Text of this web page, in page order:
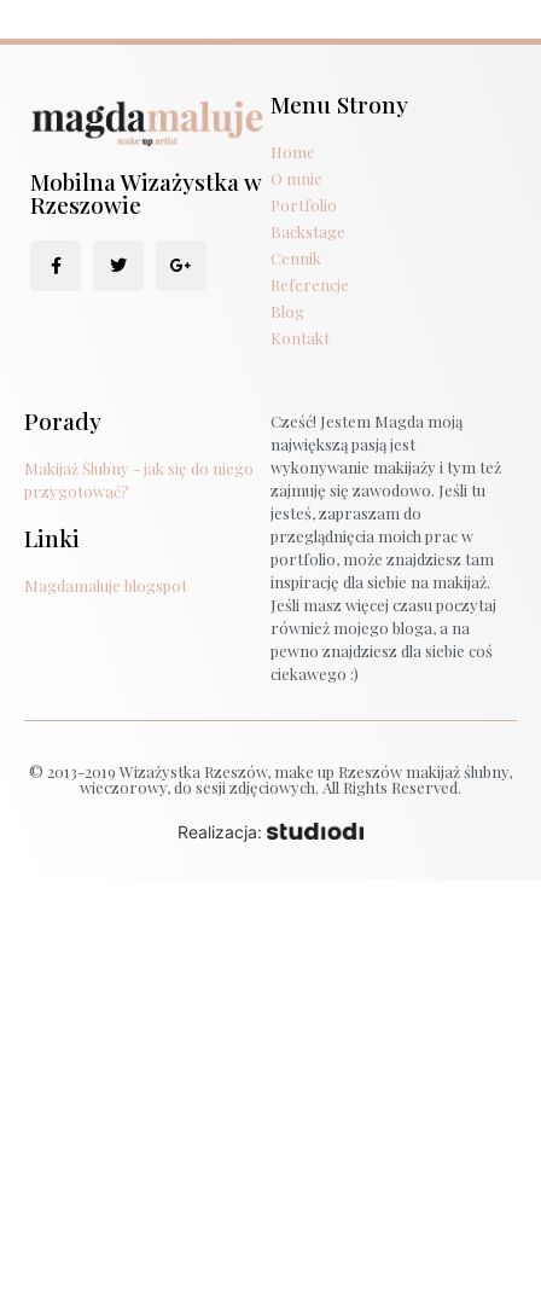
Mobilna Wizażystka w
Rzeszowie
Menu Strony
Home
O mnie
Portfolio
Backstage
Cennik
Referencje
Blog
Kontakt
Porady
Makijaż Ślubny - jak się do niego
przygotować?
Linki
Magdamaluje blogspot
Cześć! Jestem Magda moją
największą pasją jest
wykonywanie makijaży i tym też
zajmuję się zawodowo. Jeśli tu
jesteś, zapraszam do
przeglądnięcia moich prac w
portfolio, może znajdziesz tam
inspirację dla siebie na makijaż.
Jeśli masz więcej czasu poczytaj
również mojego bloga, a na
pewno znajdziesz dla siebie coś
ciekawego :)
© 2013-2019 Wizażystka Rzeszów, make up Rzeszów makijaż ślubny,
wieczorowy, do sesji zdjęciowych. All Rights Reserved.
Realizacja: